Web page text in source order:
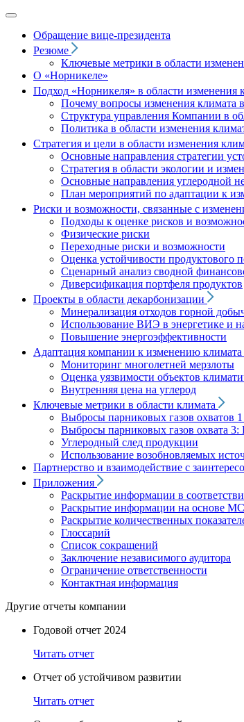
Обращение вице‑президента
Резюме
Ключевые метрики в области
О «Норникеле»
Подход «Норникеля» в области изменения
Почему вопросы изменения климата
Структура управления Компании в
Политика в области изменения
Стратегия и цели в области изменения
Основные направления стратегии
Стратегия в области экологии и
Основные направления углеродной
План мероприятий по адаптации к
Риски и возможности, связанные с
Подходы к оценке рисков и
Физические риски
Переходные риски и возможности
Оценка устойчивости продуктового
Сценарный анализ сводной
Диверсификация портфеля продуктов
Проекты в области декарбонизации
Минерализация отходов горной
Использование ВИЭ в энергетике и
Повышение энергоэффективности
Адаптация компании к изменению климата
Мониторинг многолетней мерзлоты
Оценка уязвимости объектов
Внутренняя цена на углерод
Ключевые метрики в области климата
Выбросы парниковых газов охватов
Выбросы парниковых газов охвата 3:
Углеродный след продукции
Использование возобновляемых
Партнерство и взаимодействие с
Приложения
Раскрытие информации в
Раскрытие информации на основе
Раскрытие количественных
Глоссарий
Список сокращений
Заключение независимого аудитора
Ограничение ответственности
Контактная информация
Другие отчеты компании
Годовой отчет 2024
Читать отчет
Отчет об устойчивом развитии
Читать отчет